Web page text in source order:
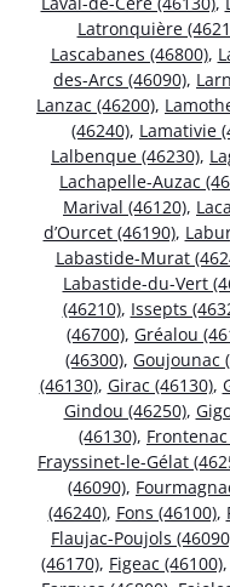
Latronquière
Lascabanes (46800),
des-Arcs (46090),
Lanzac (46200),
(46240), Lamativie
Lalbenque (46230),
Lachapelle-Auzac
Marival (46120),
d’Ourcet (46190),
Labastide-Murat
Labastide-du-Vert
(46210), Issepts
(46700), Gréalou
(46300), Goujounac
(46130), Girac (46130),
Gindou (46250),
(46130),
Frayssinet-le-Gélat
(46090),
(46240), Fons (46100),
Flaujac-Poujols
(46170), Figeac (46100),